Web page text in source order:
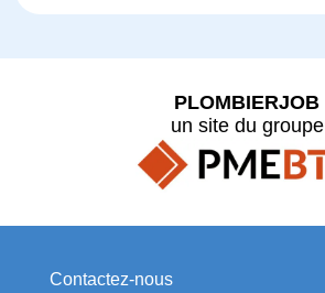
PLOMBIERJOB
un site du groupe
Contactez-nous